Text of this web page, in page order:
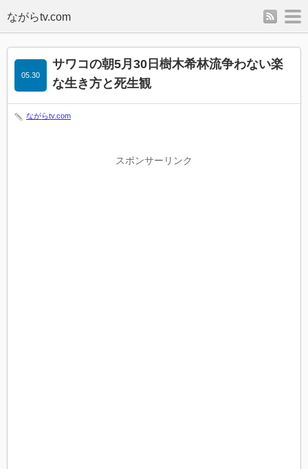
rss
サワコの朝5月30日樹木希林流争わない楽
な生き方と死生観
05.30
ながらtv.com
スポンサーリンク